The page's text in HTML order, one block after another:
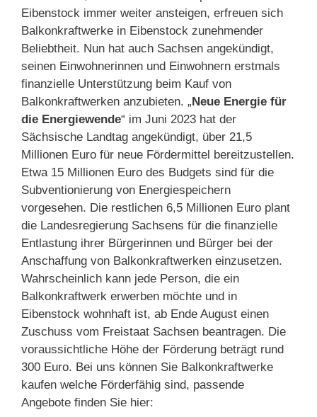
Eibenstock immer weiter ansteigen, erfreuen sich
Balkonkraftwerke in Eibenstock zunehmender
Beliebtheit. Nun hat auch Sachsen angekündigt,
seinen Einwohnerinnen und Einwohnern erstmals
finanzielle Unterstützung beim Kauf von
Balkonkraftwerken anzubieten. „Neue Energie für
die Energiewende“ im Juni 2023 hat der
Sächsische Landtag angekündigt, über 21,5
Millionen Euro für neue Fördermittel bereitzustellen.
Etwa 15 Millionen Euro des Budgets sind für die
Subventionierung von Energiespeichern
vorgesehen. Die restlichen 6,5 Millionen Euro plant
die Landesregierung Sachsens für die finanzielle
Entlastung ihrer Bürgerinnen und Bürger bei der
Anschaffung von Balkonkraftwerken einzusetzen.
Wahrscheinlich kann jede Person, die ein
Balkonkraftwerk erwerben möchte und in
Eibenstock wohnhaft ist, ab Ende August einen
Zuschuss vom Freistaat Sachsen beantragen. Die
voraussichtliche Höhe der Förderung beträgt rund
300 Euro. Bei uns können Sie Balkonkraftwerke
kaufen welche Förderfähig sind, passende
Angebote finden Sie hier: